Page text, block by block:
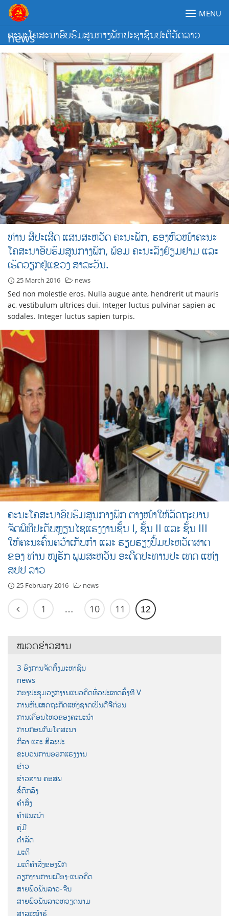
Skip
content
ຄະນະໂຄສະນາອົບຮົມສູນກາງພັກປະຊາຊົນປະຕິວັດລາວ
MENU
news
ທ່ານ ສີປະເສີດ ແສນສະຫວັດ ຄະນະພັກ, ຮອງຫົວໜ້າຄະນະ
ໂຄສະນາອົບຮົມສູນກາງພັກ, ພ້ອມ ຄະນະລົງຢ້ຽມຢາມ ແລະ
ເຮັດວຽກຢູ່ແຂວງ ສາລະວັນ.
25 March 2016 news
Sed non molestie eros. Nulla augue ante, hendrerit ut mauris
ac, vestibulum ultrices dui. Integer luctus pulvinar sapien ac
sodales. Integer luctus sapien turpis.
ຄະນະໂຄສະນາອົບຮົມສູນກາງພັກ ຕາງໜ້າໃຫ້ລັດຖະບານ
ຈັດພິທີປະດັບຫຼຽນໄຊແຮງງານຊັ້ນ I, ຊັ້ນ II ແລະ ຊັ້ນ III
ໃຫ້ຄະນະຄົ້ນຄວ້າເກັບກໍາ ແລະ ຮຽບຮຽງປຶ້ມປະຫວັດສາດ
ຂອງ ທ່ານ ໜູຮັກ ພູມສະຫວັນ ອະດີດປະທານປະ ເທດ ແຫ່ງ
ສປປ ລາວ
25 February 2016 news
1 … 10 11 12
ໝວດຂ່າວສານ
3 ອົງການຈັດຕັ້ງມະຫາຊົນ
news
ກອງປະຊຸມວຽກງານແນວຄິດທົ່ວປະເທດຄັ້ງທີ V
ການຫັນເສດຖະກິດແຫ່ງຊາດເປັນດີຈີຕ໋ອນ
ການເຄື່ອນໄຫວຂອງຄະນະນຳ
ກາບກອນກົມໂຄສະນາ
ກິລາ ແລະ ສິລະປະ
ຂະບວນການອອກແຮງງານ
ຂ່າວ
ຂ່າວສານ ຄອສພ
ຂໍ້ຕົກລົງ
ຄຳສັ່ງ
ຄຳແນະນຳ
ຄູ່ມື
ດຳລັດ
ມະຕິ
ມະຕິຄຳສັ່ງຂອງພັກ
ວຽກງານການເມືອງ-ແນວຄິດ
ສາຍພົວພັນລາວ-ຈີນ
ສາຍພົວພັນລາວຫວຽດນາມ
ສາລະໜ້າຮູ້